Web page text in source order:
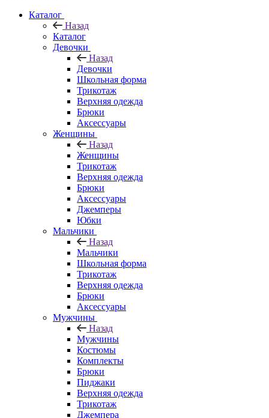
Каталог
Назад
Каталог
Девочки
Назад
Девочки
Школьная форма
Трикотаж
Верхняя одежда
Брюки
Аксессуары
Женщины
Назад
Женщины
Трикотаж
Верхняя одежда
Брюки
Аксессуары
Джемперы
Юбки
Мальчики
Назад
Мальчики
Школьная форма
Трикотаж
Верхняя одежда
Брюки
Аксессуары
Мужчины
Назад
Мужчины
Костюмы
Комплекты
Брюки
Пиджаки
Верхняя одежда
Трикотаж
Джемпера